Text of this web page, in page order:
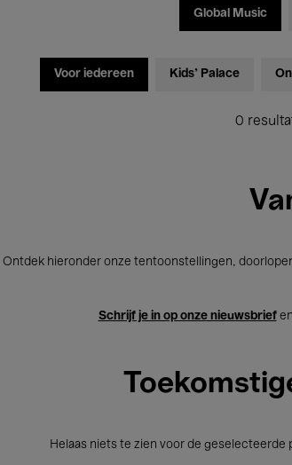
Global Music
Voor iedereen Kids’ Palace
0
Ontdek hieronder onze tentoonstellingen,
Schrijf je in op onze nieuwsbrief
Helaas niets te zien voor de